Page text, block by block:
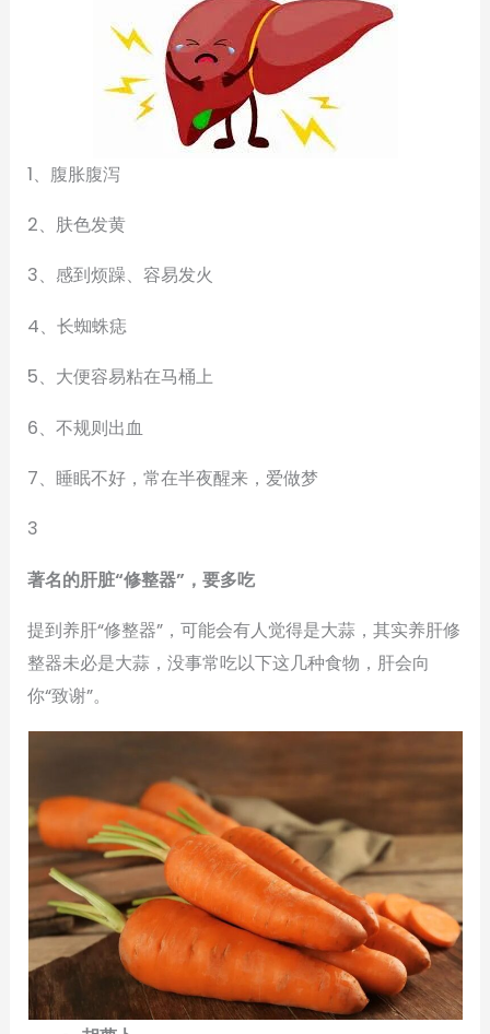
1、腹胀腹泻
2、肤色发黄
3、感到烦躁、容易发火
4、长蜘蛛痣
5、大便容易粘在马桶上
6、不规则出血
7、睡眠不好，常在半夜醒来，爱做梦
3
著名的肝脏“修整器”，要多吃
提到养肝“修整器”，可能会有人觉得是大蒜，其实养肝修
整器未必是大蒜，没事常吃以下这几种食物，肝会向
你“致谢”。